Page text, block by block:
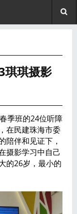
琪琪摄影
季班的24位听障
在民建珠海市委
陪伴和见证下，
摄影学习中自己
的26岁，最小的